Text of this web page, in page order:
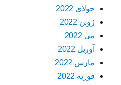
جولای 2022
ژوئن 2022
می 2022
آوریل 2022
مارس 2022
فوریه 2022